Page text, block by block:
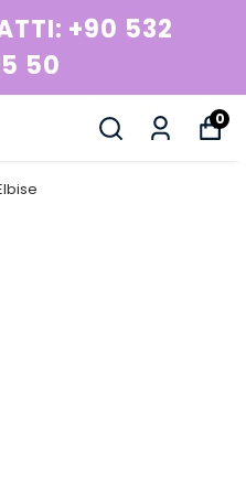
+90 532
50
0